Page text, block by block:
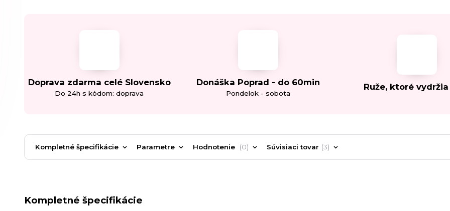
Doprava zdarma celé Slovensko
Do 24h s kódom: doprava
Donáška Poprad - do 60min
Pondelok - sobota
Ruže, ktoré
Kompletné špecifikácie Parametre Hodnotenie 0 Súvisiaci tovar 3
Kompletné špecifikácie